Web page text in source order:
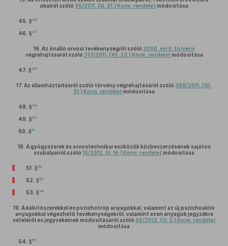
okairól szóló 35/2011. (III. 21.) Korm. rendelet módosítása
45. §46
46. §47
16. Az önálló orvosi tevékenységről szóló 2000. évi II. törvény
végrehajtásáról szóló 313/2011. (XII. 23.) Korm. rendelet módosítása
47. §48
17. Az államháztartásról szóló törvény végrehajtásáról szóló 368/2011. (XII.
31.) Korm. rendelet módosítása
48. §49
49. §50
50. §51
18. A gyógyszerek és orvostechnikai eszközök közbeszerzésének sajátos
szabályairól szóló 16/2012. (II. 16.) Korm. rendelet módosítása
51. §52
52. §53
53. §54
19. A kábítószerekkel és pszichotróp anyagokkal, valamint az új pszichoaktív
anyagokkal végezhető tevékenységekről, valamint ezen anyagok jegyzékre
vételéről és jegyzékeinek módosításáról szóló 66/2012. (IV. 2.) Korm. rendelet
módosítása
54. §55